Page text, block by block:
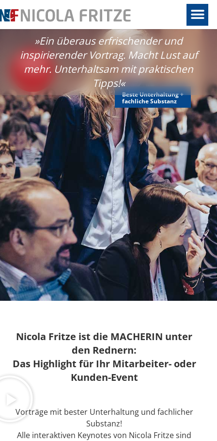
Keynotes
mit Sofort-
wirkung​
Beste Unterhaltung +
fachliche Substanz​
»Ein überaus erfrischender und
inspirierender Vortrag. Macht Lust auf
mehr. Unterhaltsam mit praktischen
Tipps!«
Nicola Fritze ist die MACHERIN unter
den Rednern:
Das Highlight für Ihr Mitarbeiter- oder
Kunden-Event
Vorträge mit bester Unterhaltung und fachlicher
Substanz!
Alle interaktiven Keynotes von Nicola Fritze sind